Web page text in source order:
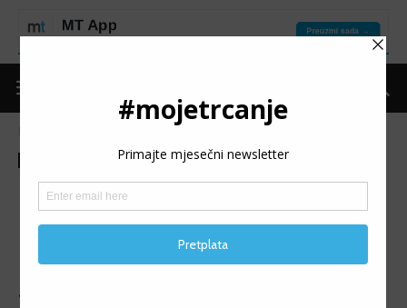
Izdvojeno Trke Najave Promo
6. KONJIC SUMMER FEST:
Popust za rane prijave pred
međunarodni skup zabave i
sporta